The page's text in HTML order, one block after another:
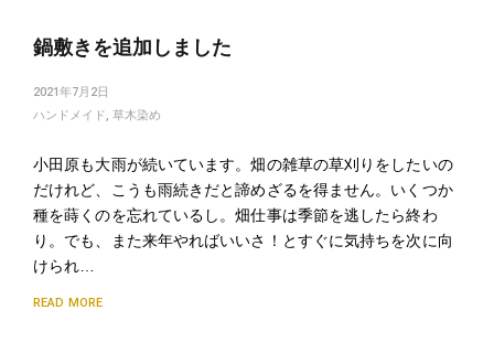
鍋敷きを追加しました
2021年7月2日
ハンドメイド, 草木染め
小田原も大雨が続いています。畑の雑草の草刈りをしたいの
だけれど、こうも雨続きだと諦めざるを得ません。いくつか
種を蒔くのを忘れているし。畑仕事は季節を逃したら終わ
り。でも、また来年やればいいさ！とすぐに気持ちを次に向
けられ…
READ MORE